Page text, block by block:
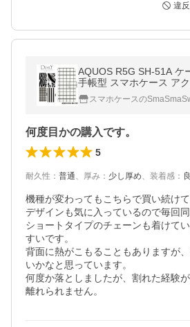
違
AQUOS R5G SH-51A ケ
手帳型 スマホケース ア
シック かわいい おしゃれ
スマホケースの
何度目かの購入です。
5
耐久性 ： 普通、 厚み ： 少し厚め、 装着感 ：
機種が変わってもこちらで買い続けて
デザインも気に入っているので毎回同
ショートタイプのチェーンも着けて
すいです。
背面に熱がこもることもありますが
いかなと思っています。
何度か落としましたが、割れた経験
離れられません。